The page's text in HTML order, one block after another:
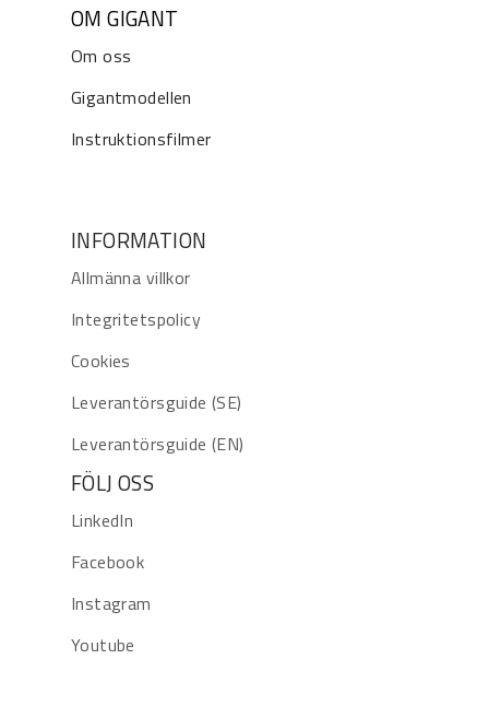
OM GIGANT
Om oss
Gigantmodellen
Instruktionsfilmer
INFORMATION
Allmänna villkor
Integritetspolicy
Cookies
Leverantörsguide (SE)
Leverantörsguide (EN)
FÖLJ OSS
LinkedIn
Facebook
Instagram
Youtube